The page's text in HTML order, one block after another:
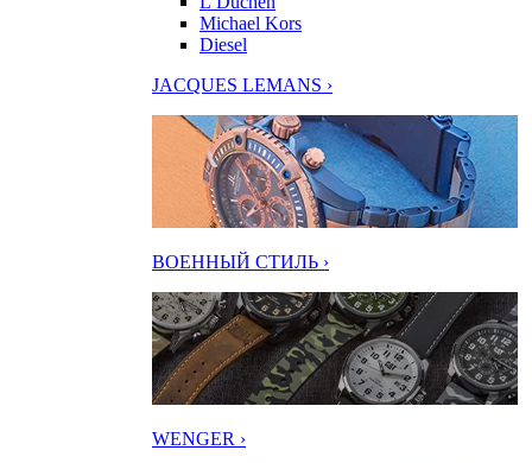
Michael Kors
Diesel
JACQUES LEMANS ›
ВОЕННЫЙ СТИЛЬ ›
WENGER ›